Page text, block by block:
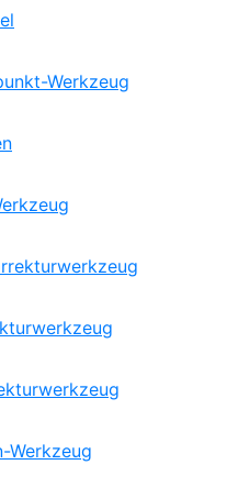
Werkzeug
Werkzeug